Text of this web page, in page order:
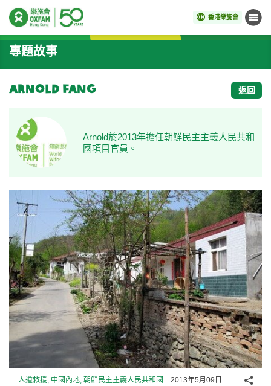
香港樂施會 目錄
開始主要內容
專題故事
Arnold Fang 返回
Arnold於2013年擔任朝鮮民主主義人民共和
國項目官員。
人道救援, 中國內地, 朝鮮民主主義人民共和國 2013年5月09日 分享